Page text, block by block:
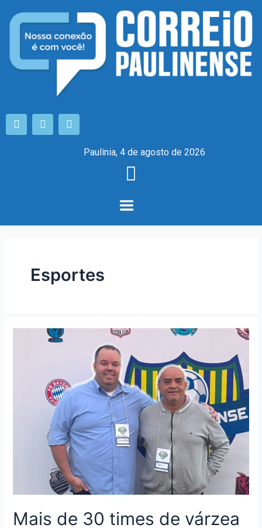
Paulínia, 4 de agosto de 2026
Esportes
Mais de 30 times de várzea